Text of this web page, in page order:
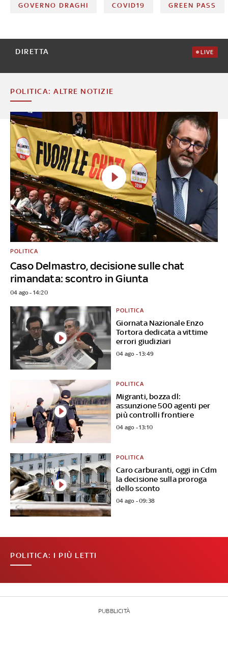
GOVERNO DRAGHI COVID19 GREEN PASS
DIRETTA LIVE
POLITICA: ALTRE NOTIZIE
Caso Delmastro, decisione sulle chat
rimandata: scontro in Giunta
POLITICA
04 ago - 14:20
Giornata Nazionale Enzo
Tortora dedicata a vittime
errori giudiziari
POLITICA
04 ago - 13:49
Migranti, bozza dl:
assunzione 500 agenti per
più controlli frontiere
POLITICA
04 ago - 13:10
Caro carburanti, oggi in Cdm
la decisione sulla proroga
dello sconto
POLITICA
04 ago - 09:38
POLITICA: I PIÙ LETTI
PUBBLICITÀ